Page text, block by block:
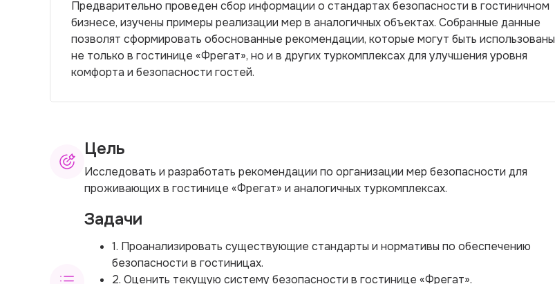
Предварительно проведен сбор информации о стандартах безопасности в гостиничном
бизнесе, изучены примеры реализации мер в аналогичных объектах. Собранные данные
позволят сформировать обоснованные рекомендации, которые могут быть использованы
не только в гостинице «Фрегат», но и в других туркомплексах для улучшения уровня
комфорта и безопасности гостей.
Цель
Исследовать и разработать рекомендации по организации мер безопасности для
проживающих в гостинице «Фрегат» и аналогичных туркомплексах.
Задачи
1. Проанализировать существующие стандарты и нормативы по обеспечению
безопасности в гостиницах.
2. Оценить текущую систему безопасности в гостинице «Фрегат».